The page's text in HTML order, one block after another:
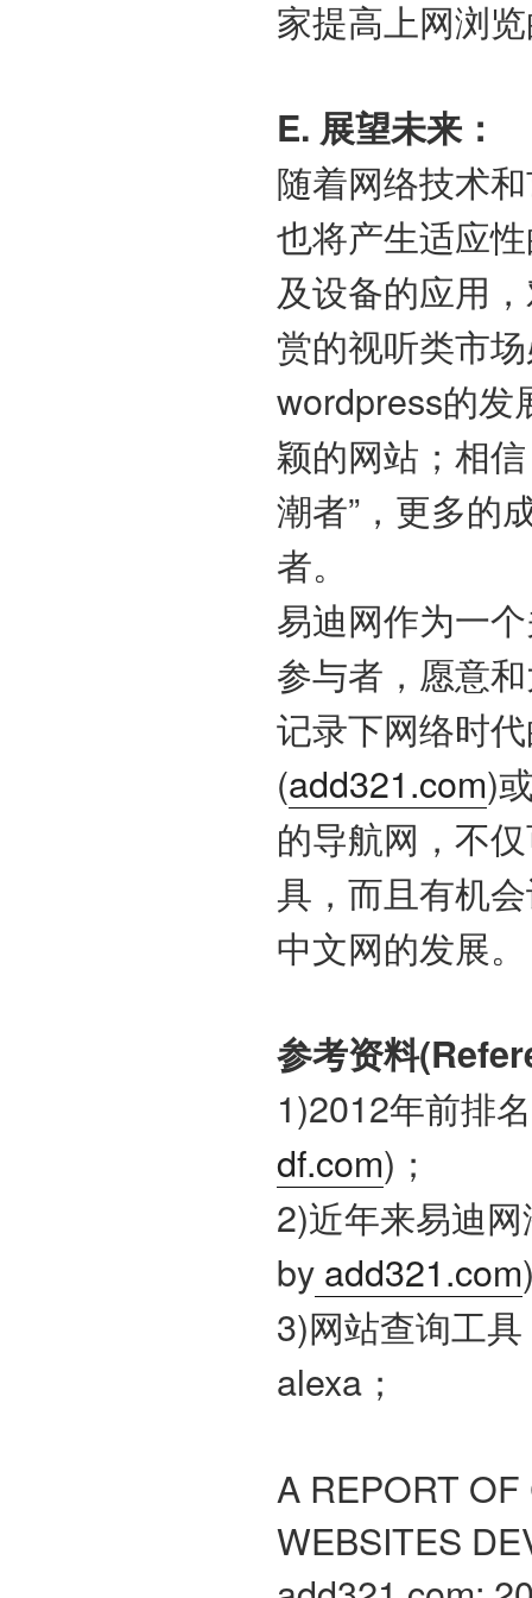
家提高上网浏
E. 展望未来：
随着网络技术
也将产生适应
及设备的应用
赏的视听类市
wordpress的发
颖的网站；相
潮者”，更多的
者。
易迪网作为一
参与者，愿意
记录下网络时
(add321.com)
的导航网，不
具，而且有机
中文网的发展。
参考资料
1)2012年前排
df.com)；
2)近年来易迪
by add321.com
3)网站查询工
alexa；
A REPORT
WEBSITES